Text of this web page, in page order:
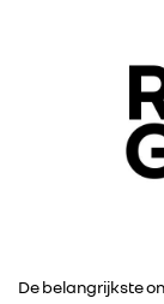
De belangrijkste